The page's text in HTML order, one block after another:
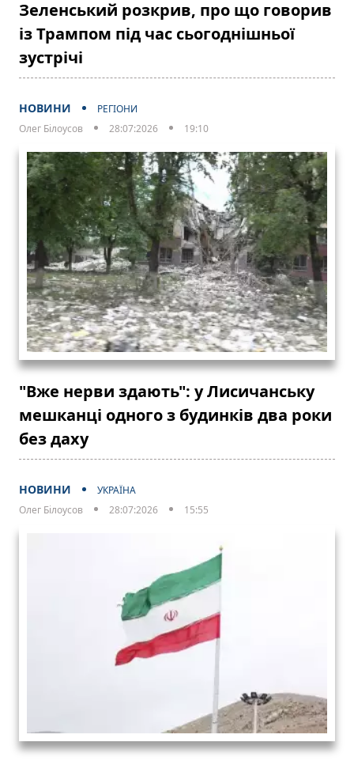
Зеленський розкрив, про що говорив
із Трампом під час сьогоднішньої
зустрічі
НОВИНИ
РЕГІОНИ
Олег Білоусов
28:07:2026 19:10
"Вже нерви здають": у Лисичанську
мешканці одного з будинків два роки
без даху
НОВИНИ
УКРАЇНА
Олег Білоусов
28:07:2026 15:55